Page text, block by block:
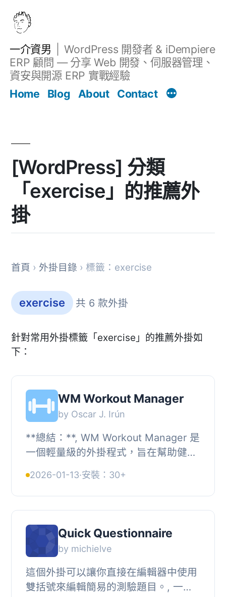
一介資男
WordPress 開發者 & iDempiere
ERP 顧問 — 分享 Web 開發、伺服器管理、
資安與開源 ERP 實戰經驗
Home
Blog About Contact
[WordPress] 分類
「exercise」的推薦外
掛
首頁 › 外掛目錄 › 標籤：exercise
exercise 共 6 款外掛
針對常用外掛標籤「exercise」的推薦外掛如
下：
WM Workout Manager
by Oscar J. Irún
**總結：**, WM Workout Manager 是
一個輕量級的外掛程式，旨在幫助健身
WordPress 網站上建立、組織和展示運
動計劃。使用者...
2026-01-13·安裝：30+
Quick Questionnaire
by michielve
這個外掛可以讓你直接在編輯器中使用
雙括號來編輯簡易的測驗題目。, 一個
文章